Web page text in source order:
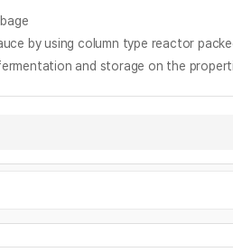
by using column type reactor
fermentation and storage on the